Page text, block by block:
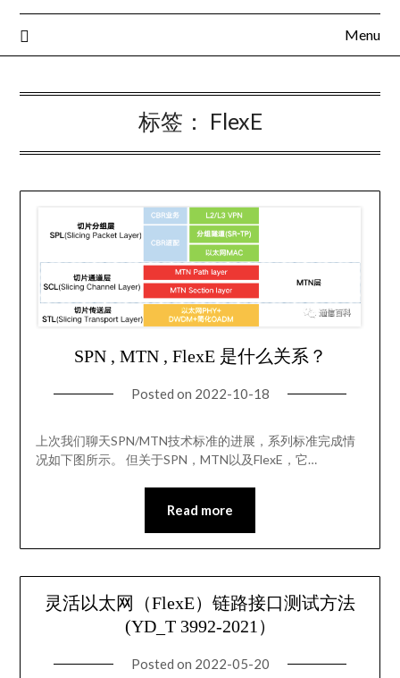
Menu
标签： FlexE
SPN , MTN , FlexE 是什么关系？
Posted on 2022-10-18
上次我们聊天SPN/MTN技术标准的进展，系列标准完成情
况如下图所示。 但关于SPN，MTN以及FlexE，它…
Read more
灵活以太网（FlexE）链路接口测试方法
(YD_T 3992-2021）
Posted on 2022-05-20